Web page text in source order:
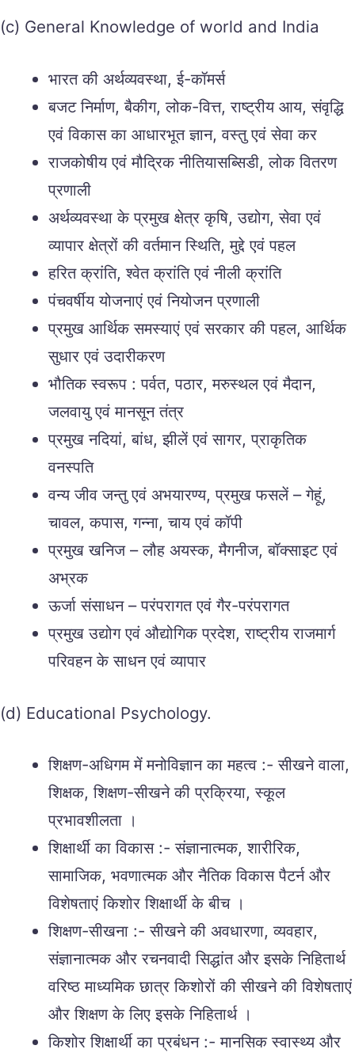
(c) General Knowledge of world and India
भारत की अर्थव्यवस्था, ई-कॉमर्स
बजट निर्माण, बैकीग, लोक-वित्त, राष्ट्रीय आय, संवृद्धि
एवं विकास का आधारभूत ज्ञान, वस्तु एवं सेवा कर
राजकोषीय एवं मौद्रिक नीतियासब्सिडी, लोक वितरण
प्रणाली
अर्थव्यवस्था के प्रमुख क्षेत्र कृषि, उद्योग, सेवा एवं
व्यापार क्षेत्रों की वर्तमान स्थिति, मुद्दे एवं पहल
हरित क्रांति, श्वेत क्रांति एवं नीली क्रांति
पंचवर्षीय योजनाएं एवं नियोजन प्रणाली
प्रमुख आर्थिक समस्याएं एवं सरकार की पहल, आर्थिक
सुधार एवं उदारीकरण
भौतिक स्वरूप : पर्वत, पठार, मरुस्थल एवं मैदान,
जलवायु एवं मानसून तंत्र
प्रमुख नदियां, बांध, झीलें एवं सागर, प्राकृतिक
वनस्पति
वन्य जीव जन्तु एवं अभयारण्य, प्रमुख फसलें – गेहूं,
चावल, कपास, गन्ना, चाय एवं कॉपी
प्रमुख खनिज – लौह अयस्क, मैगनीज, बॉक्साइट एवं
अभ्रक
ऊर्जा संसाधन – परंपरागत एवं गैर-परंपरागत
प्रमुख उद्योग एवं औद्योगिक प्रदेश, राष्ट्रीय राजमार्ग
परिवहन के साधन एवं व्यापार
(d) Educational Psychology.
शिक्षण-अधिगम में मनोविज्ञान का महत्व :- सीखने वाला,
शिक्षक, शिक्षण-सीखने की प्रक्रिया, स्कूल
प्रभावशीलता ।
शिक्षार्थी का विकास :- संज्ञानात्मक, शारीरिक,
सामाजिक, भवणात्मक और नैतिक विकास पैटर्न और
विशेषताएं किशोर शिक्षार्थी के बीच ।
शिक्षण-सीखना :- सीखने की अवधारणा, व्यवहार,
संज्ञानात्मक और रचनवादी सिद्धांत और इसके निहितार्थ
वरिष्ठ माध्यमिक छात्र किशोरों की सीखने की विशेषताएं
और शिक्षण के लिए इसके निहितार्थ ।
किशोर शिक्षार्थी का प्रबंधन :- मानसिक स्वास्थ्य और